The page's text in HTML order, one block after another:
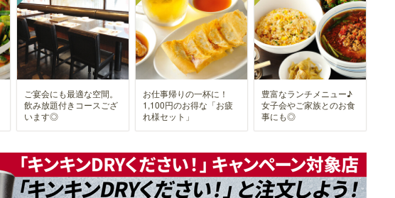
ご宴会にも最適な空間。
飲み放題付きコースござ
います◎
お仕事帰りの一杯に！
1,100円のお得な「お疲
れ様セット」
豊富なランチメニュー♪
女子会やご家族とのお食
事にも◎